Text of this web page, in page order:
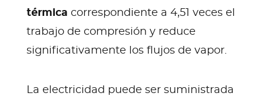
térmica correspondiente a 4,51 veces el
trabajo de compresión y reduce
significativamente los flujos de vapor.
La electricidad puede ser suministrada